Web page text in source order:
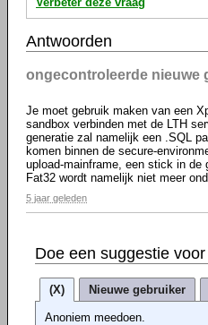
Antwoorden
ongecontroleerde nieuwe
Je moet gebruik maken van een
sandbox verbinden met de LTH
generatie zal namelijk een .SQL
komen binnen de secure-
upload-mainframe, een stick in de
Fat32 wordt namelijk niet meer
5 jaar geleden
Doe een suggestie
(X) Nieuwe gebruiker
Anoniem meedoen.